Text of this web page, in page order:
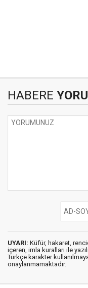
HABERE
UYARI: Küfür, hakaret,
içeren, imla kuralları ile
Türkçe karakter
onaylanmamaktadır.